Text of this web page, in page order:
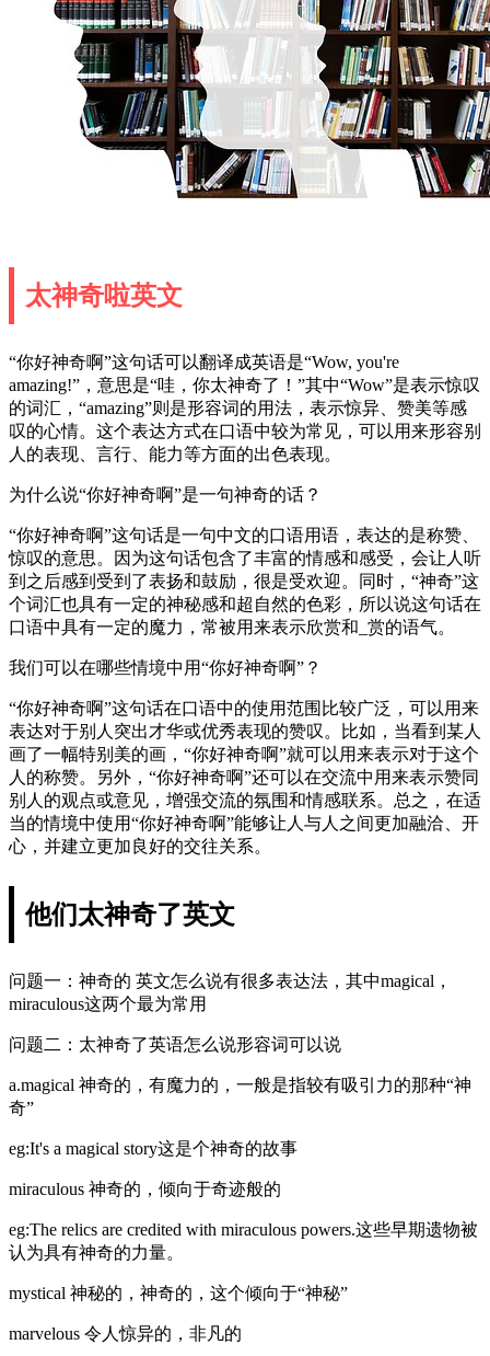
太神奇啦英文
“你好神奇啊”这句话可以翻译成英语是“Wow, you're
amazing!”，意思是“哇，你太神奇了！”其中“Wow”是表示惊叹
的词汇，“amazing”则是形容词的用法，表示惊异、赞美等感
叹的心情。这个表达方式在口语中较为常见，可以用来形容别
人的表现、言行、能力等方面的出色表现。
为什么说“你好神奇啊”是一句神奇的话？
“你好神奇啊”这句话是一句中文的口语用语，表达的是称赞、
惊叹的意思。因为这句话包含了丰富的情感和感受，会让人听
到之后感到受到了表扬和鼓励，很是受欢迎。同时，“神奇”这
个词汇也具有一定的神秘感和超自然的色彩，所以说这句话在
口语中具有一定的魔力，常被用来表示欣赏和_赏的语气。
我们可以在哪些情境中用“你好神奇啊”？
“你好神奇啊”这句话在口语中的使用范围比较广泛，可以用来
表达对于别人突出才华或优秀表现的赞叹。比如，当看到某人
画了一幅特别美的画，“你好神奇啊”就可以用来表示对于这个
人的称赞。另外，“你好神奇啊”还可以在交流中用来表示赞同
别人的观点或意见，增强交流的氛围和情感联系。总之，在适
当的情境中使用“你好神奇啊”能够让人与人之间更加融洽、开
心，并建立更加良好的交往关系。
他们太神奇了英文
问题一：神奇的 英文怎么说有很多表达法，其中magical，
miraculous这两个最为常用
问题二：太神奇了英语怎么说形容词可以说
a.magical 神奇的，有魔力的，一般是指较有吸引力的那种“神
奇”
eg:It's a magical story这是个神奇的故事
miraculous 神奇的，倾向于奇迹般的
eg:The relics are credited with miraculous powers.这些早期遗物被
认为具有神奇的力量。
mystical 神秘的，神奇的，这个倾向于“神秘”
marvelous 令人惊异的，非凡的